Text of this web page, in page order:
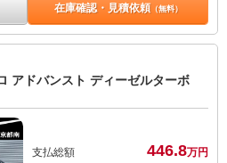
在庫確認・見積依頼（無料）
アドバンスト ディーゼルターボ
支払総額 446.8万円